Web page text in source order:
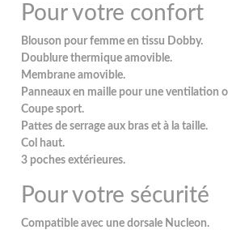
Pour votre confort
Blouson pour femme en tissu Dobby.
Doublure thermique amovible.
Membrane amovible.
Panneaux en maille pour une ventilation
Coupe sport.
Pattes de serrage aux bras et à la taille.
Col haut.
3 poches extérieures.
Pour votre sécurité
Compatible avec une dorsale Nucleon.